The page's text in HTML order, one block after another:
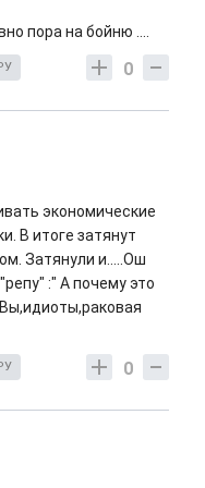
пора на бойню ....
0
экономические
В итоге затянут
Затянули и.....Ош
:" А почему это
0